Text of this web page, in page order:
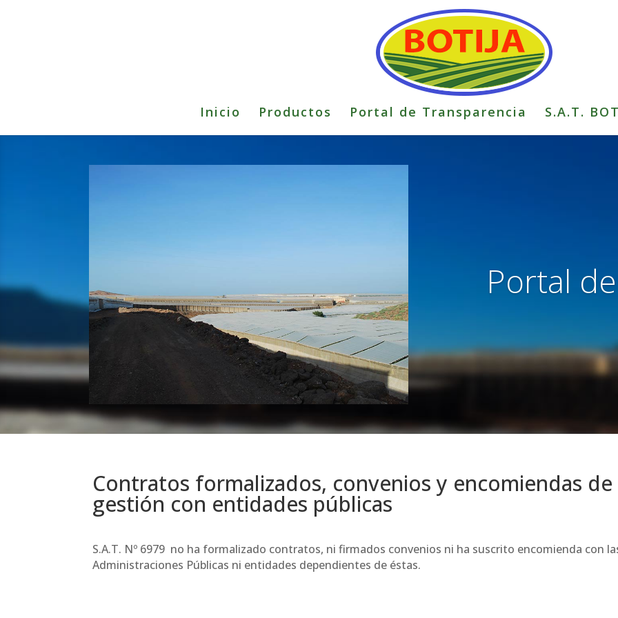
Inicio Productos Portal de Transparencia S.A.T.
Portal
Contratos formalizados, convenios y encomiendas de
gestión con entidades públicas
S.A.T. Nº 6979 no ha formalizado contratos, ni firmados convenios ni ha suscrito encomienda con
Administraciones Públicas ni entidades dependientes de éstas.